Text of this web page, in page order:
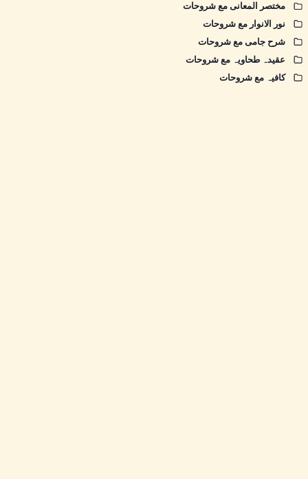
مختصر المعانی مع شروحات
نور الانوار مع شروحات
شرح جامی مع شروحات
عقیدہ طحاویہ مع شروحات
کافیہ مع شروحات